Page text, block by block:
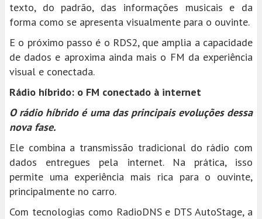
texto, do padrão, das informações musicais e da
forma como se apresenta visualmente para o ouvinte.
E o próximo passo é o RDS2, que amplia a capacidade
de dados e aproxima ainda mais o FM da experiência
visual e conectada.
Rádio híbrido: o FM conectado à internet
O rádio híbrido é uma das principais evoluções dessa
nova fase.
Ele combina a transmissão tradicional do rádio com
dados entregues pela internet. Na prática, isso
permite uma experiência mais rica para o ouvinte,
principalmente no carro.
Com tecnologias como RadioDNS e DTS AutoStage, a